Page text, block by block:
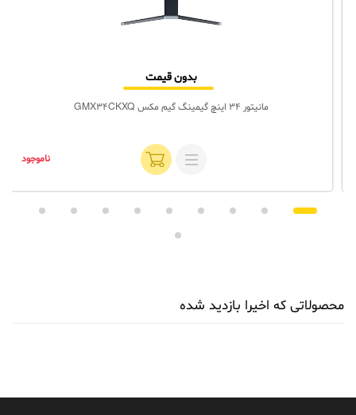
بدون قیمت
مانیتور 34 اینچ گیمینگ گیم‌ مکس GMX34CKXQ
ناموجود
محصولاتی که اخیرا بازدید شده